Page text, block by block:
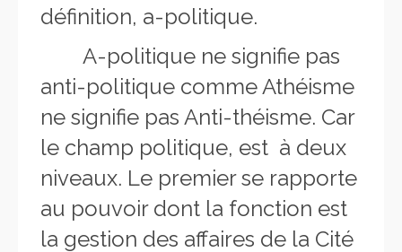
définition, a-politique.
A-politique ne signifie pas
anti-politique comme Athéisme
ne signifie pas Anti-théisme. Car
le champ politique, est à deux
niveaux. Le premier se rapporte
au pouvoir dont la fonction est
la gestion des affaires de la Cité